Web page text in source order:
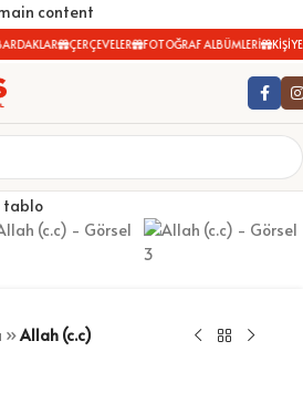
content
ÇERÇEVELER FOTOĞRAF ALBÜMLERİ KİŞİYE
»Allah (c.c)